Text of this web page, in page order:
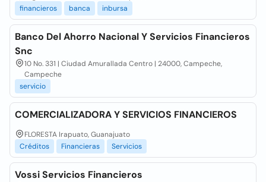
financieros
banca inbursa
Banco Del Ahorro Nacional Y Servicios Financieros
Snc
10 No. 331 | Ciudad Amurallada Centro | 24000, Campeche,
Campeche
servicio
COMERCIALIZADORA Y SERVICIOS FINANCIEROS
FLORESTA Irapuato, Guanajuato
Créditos
Financieras Servicios
Vossi Servicios Financieros